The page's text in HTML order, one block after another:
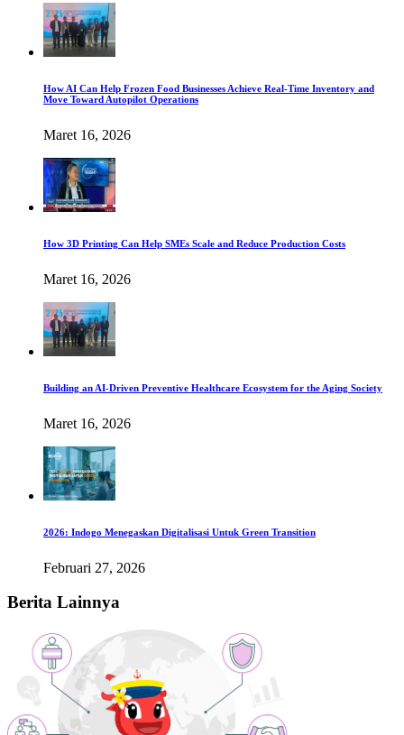
How AI Can Help Frozen Food Businesses Achieve Real-Time Inventory and
Move Toward Autopilot Operations
Maret 16, 2026
How 3D Printing Can Help SMEs Scale and Reduce Production Costs
Maret 16, 2026
Building an AI-Driven Preventive Healthcare Ecosystem for the Aging Society
Maret 16, 2026
2026: Indogo Menegaskan Digitalisasi Untuk Green Transition
Februari 27, 2026
Berita Lainnya